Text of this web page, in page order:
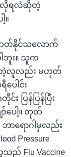
ယ်လိုရလဲဆိုတဲ့
။
တတ်နိုင်သလောက်
ဘူး။ သူက
ရှိတဲ့လူလည်း မဟုတ်
ပေါင်း
း ပြန်ပြန်ပြီး
ပေါ့။ တုတ်
ာရောဂါမှလည်း
Pressure
ည် Flu Vaccine